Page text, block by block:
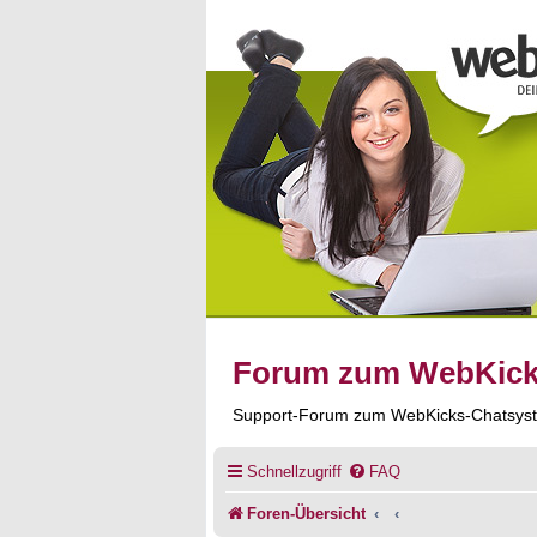
Forum zum
Support-Forum zum WebKicks-
Schnellzugriff FAQ
Foren-Übersicht